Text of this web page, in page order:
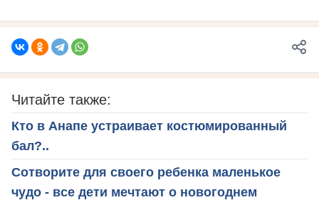
Читайте также:
Кто в Анапе устраивает костюмированный
бал?..
Сотворите для своего ребенка маленькое
чудо - все дети мечтают о новогоднем